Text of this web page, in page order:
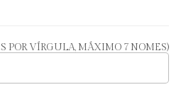
POR VÍRGULA, MÁXIMO 7 NOMES)